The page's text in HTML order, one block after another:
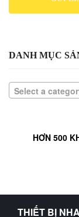
DANH MỤC
Select a
HƠN 500
THIẾT BỊ